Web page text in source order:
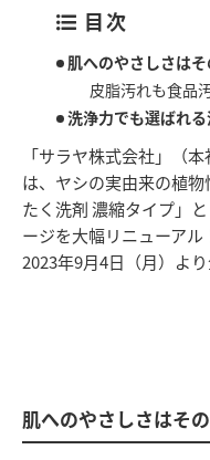
目次
肌へのやさしさは
皮脂汚れも食品
洗浄力でも選ばれ
「サラヤ株式会社」（
は、ヤシの実由来の植
たく洗剤 濃縮タイプ」
ージを大幅リニューアル
2023年9月4日（月）より
肌へのやさしさはそ